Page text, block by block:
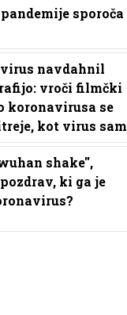
sporoča
navdahnil
vroči filmčki
koronavirusa se
kot virus sam
shake'',
ki ga je